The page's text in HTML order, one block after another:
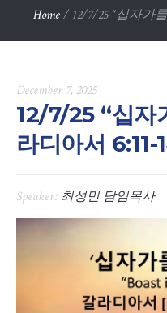
Home / 12/7/25 “십자가
December 7, 2025
12/7/25 “십자
라디아서 6:11-
Speaker: 최성민 담임목사